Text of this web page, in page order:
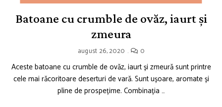
Batoane cu crumble de ovăz, iaurt și
zmeura
august 26, 2020 0
Aceste batoane cu crumble de ovăz, iaurt și zmeură sunt printre
cele mai răcoritoare deserturi de vară. Sunt ușoare, aromate și
pline de prospețime. Combinația …